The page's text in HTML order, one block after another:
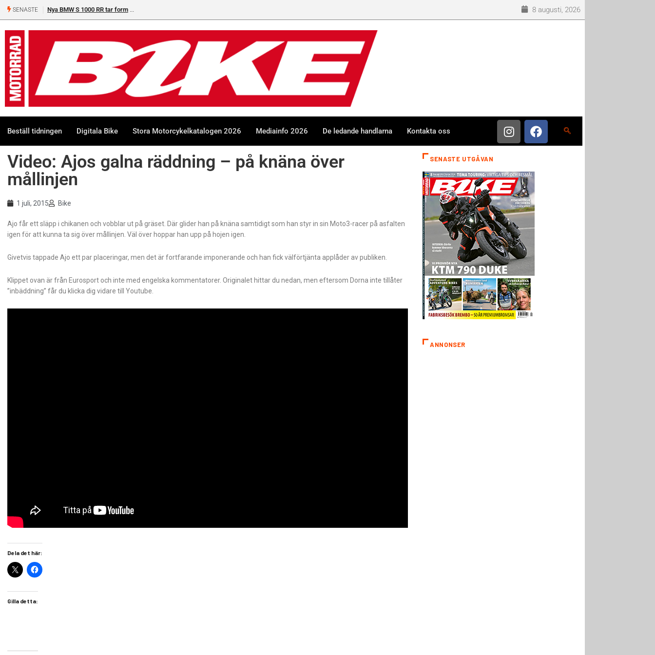
SENASTE Nya BMW S 1000 RR tar form 8 augusti, 2026
Beställ tidningen Digitala Bike Stora Motorcykelkatalogen 2026 Mediainfo 2026 De ledande handlarna Kontakta oss
Video: Ajos galna räddning – på knäna över
mållinjen
1 juli, 2015 Bike
Ajo får ett släpp i chikanen och vobblar ut på gräset. Där glider han på knäna samtidigt som han styr in sin Moto3-racer på asfalten
igen för att kunna ta sig över mållinjen. Väl över hoppar han upp på hojen igen.
Givetvis tappade Ajo ett par placeringar, men det är fortfarande imponerande och han fick välförtjänta applåder av publiken.
Klippet ovan är från Eurosport och inte med engelska kommentatorer. Originalet hittar du nedan, men eftersom Dorna inte tillåter
”inbäddning” får du klicka dig vidare till Youtube.
Dela det här:
Gilla detta:
SENASTE UTGÅVAN
ANNONSER